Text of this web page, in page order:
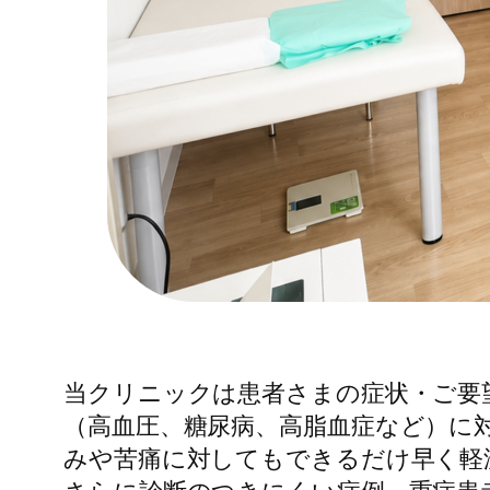
当クリニックは患者さまの症状・ご
（高血圧、糖尿病、高脂血症など）
みや苦痛に対してもできるだけ早く